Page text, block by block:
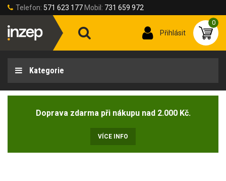
Telefon: 571 623 177 Mobil: 731 659 972
Přihlásit
0
Kategorie
Doprava zdarma při nákupu nad 2.000 Kč.
VÍCE INFO